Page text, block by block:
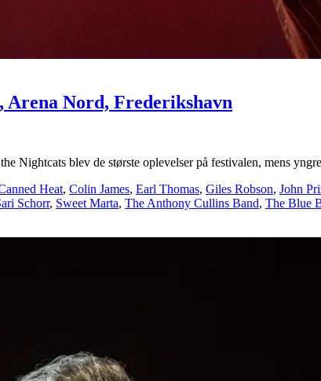
Arena Nord, Frederikshavn
blev de største oplevelser på festivalen, mens
Heat, Colin James, Earl Thomas, Giles Robson, John
Schorr, Sweet Marta, The Anthony Cullins Band, The Blue